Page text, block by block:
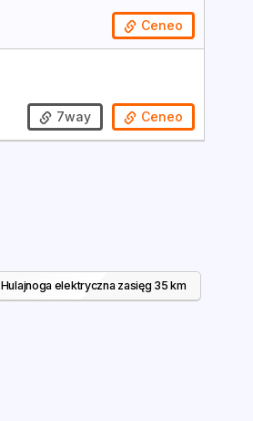
Ceneo
7way Ceneo
Hulajnoga elektryczna zasięg 35 km